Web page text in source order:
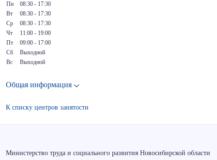
Пн
08:30 - 17:30
Вт
08:30 - 17:30
Ср
08:30 - 17:30
Чт
11:00 - 19:00
Пт
09:00 - 17:00
Сб
Выходной
Вс
Выходной
Общая информация
К списку центров занятости
Министерство труда и социального развития Новосибирской области